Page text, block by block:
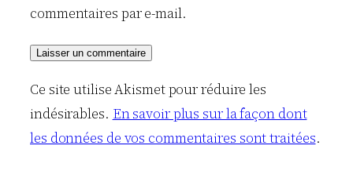
commentaires par e-mail.
Ce site utilise Akismet pour réduire les
indésirables. En savoir plus sur la façon dont
les données de vos commentaires sont traitées.